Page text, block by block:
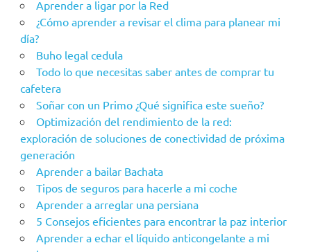
Aprender a ligar por la Red
¿Cómo aprender a revisar el clima para planear mi
día?
Buho legal cedula
Todo lo que necesitas saber antes de comprar tu
cafetera
Soñar con un Primo ¿Qué significa este sueño?
Optimización del rendimiento de la red:
exploración de soluciones de conectividad de próxima
generación
Aprender a bailar Bachata
Tipos de seguros para hacerle a mi coche
Aprender a arreglar una persiana
5 Consejos eficientes para encontrar la paz interior
Aprender a echar el líquido anticongelante a mi